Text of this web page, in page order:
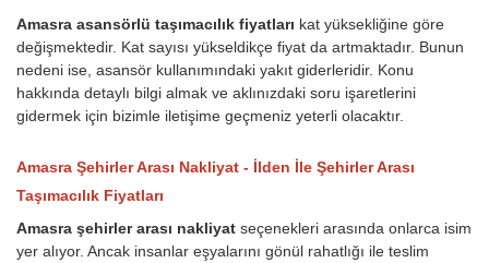
Amasra asansörlü taşımacılık fiyatları kat yüksekliğine göre
değişmektedir. Kat sayısı yükseldikçe fiyat da artmaktadır. Bunun
nedeni ise, asansör kullanımındaki yakıt giderleridir. Konu
hakkında detaylı bilgi almak ve aklınızdaki soru işaretlerini
gidermek için bizimle iletişime geçmeniz yeterli olacaktır.
Amasra Şehirler Arası Nakliyat - İlden İle Şehirler Arası
Taşımacılık Fiyatları
Amasra şehirler arası nakliyat seçenekleri arasında onlarca isim
yer alıyor. Ancak insanlar eşyalarını gönül rahatlığı ile teslim